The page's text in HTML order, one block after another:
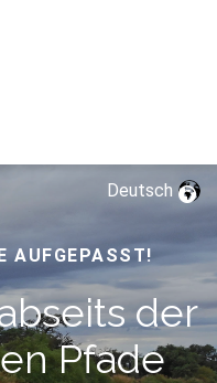
Deutsch
AUFGEPASST!
der
Pfade